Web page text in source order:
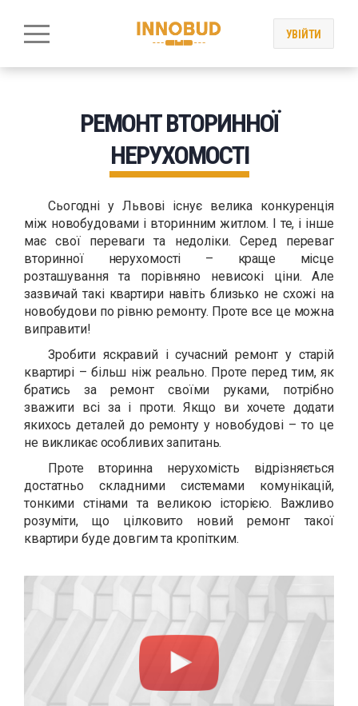
УВІЙТИ
РЕМОНТ ВТОРИННОЇ
НЕРУХОМОСТІ
Сьогодні у Львові існує велика конкуренція
між новобудовами і вторинним житлом. І те, і інше
має свої переваги та недоліки. Серед переваг
вторинної нерухомості – краще місце
розташування та порівняно невисокі ціни. Але
зазвичай такі квартири навіть близько не схожі на
новобудови по рівню ремонту. Проте все це можна
виправити!
Зробити яскравий і сучасний ремонт у старій
квартирі – більш ніж реально. Проте перед тим, як
братись за ремонт своїми руками, потрібно
зважити всі за і проти. Якщо ви хочете додати
якихось деталей до ремонту у новобудові – то це
не викликає особливих запитань.
Проте вторинна нерухомість відрізняється
достатньо складними системами комунікацій,
тонкими стінами та великою історією. Важливо
розуміти, що цілковито новий ремонт такої
квартири буде довгим та кропітким.